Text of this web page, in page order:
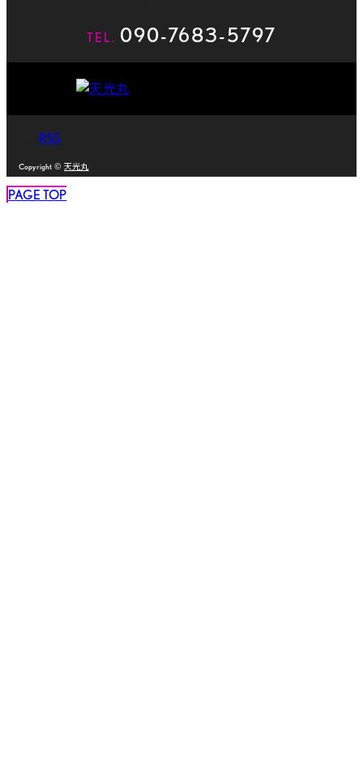
TEL. 090-7683-5797
RSS
Copyright ©天光丸
PAGE TOP